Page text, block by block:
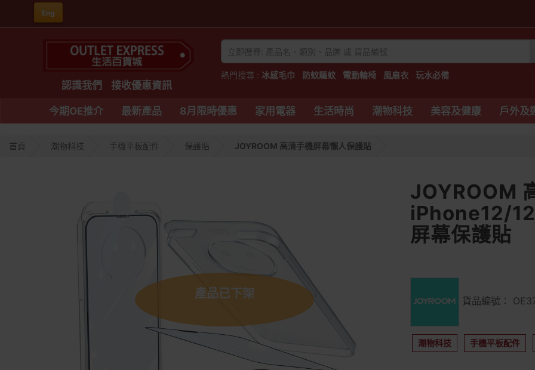
Eng
認識我們 接收優惠資訊
熱門搜尋 : 冰感毛巾 防蚊驅蚊 電動輪椅 風扇衣 玩水必備
今期OE推介 最新產品 8月限時優惠 家用電器 生活時尚 潮物科技 美容及健康 戶外及
首頁 潮物科技 手機平板配件 保護貼 JOYROOM 高清手機屏幕懶人保護貼
產品已下架
JOYROOM
iPhone12/
屏幕保護貼
貨品編號：
潮物科技 手機平板配件